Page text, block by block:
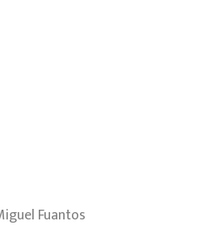
Fuantos